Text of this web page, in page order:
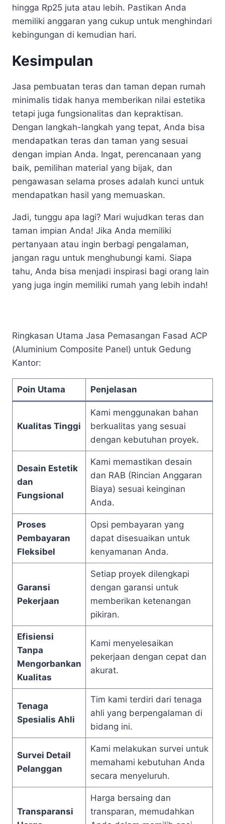
hingga Rp25 juta atau lebih. Pastikan Anda
memiliki anggaran yang cukup untuk menghindari
kebingungan di kemudian hari.
Kesimpulan
Jasa pembuatan teras dan taman depan rumah
minimalis tidak hanya memberikan nilai estetika
tetapi juga fungsionalitas dan kepraktisan.
Dengan langkah-langkah yang tepat, Anda bisa
mendapatkan teras dan taman yang sesuai
dengan impian Anda. Ingat, perencanaan yang
baik, pemilihan material yang bijak, dan
pengawasan selama proses adalah kunci untuk
mendapatkan hasil yang memuaskan.
Jadi, tunggu apa lagi? Mari wujudkan teras dan
taman impian Anda! Jika Anda memiliki
pertanyaan atau ingin berbagi pengalaman,
jangan ragu untuk menghubungi kami. Siapa
tahu, Anda bisa menjadi inspirasi bagi orang lain
yang juga ingin memiliki rumah yang lebih indah!
Ringkasan Utama Jasa Pemasangan Fasad ACP
(Aluminium Composite Panel) untuk Gedung
Kantor:
Poin Utama Penjelasan
Kualitas Tinggi
Kami menggunakan bahan
berkualitas yang sesuai
dengan kebutuhan proyek.
Desain Estetik
dan
Fungsional
Kami memastikan desain
dan RAB (Rincian Anggaran
Biaya) sesuai keinginan
Anda.
Proses
Pembayaran
Fleksibel
Opsi pembayaran yang
dapat disesuaikan untuk
kenyamanan Anda.
Garansi
Pekerjaan
Setiap proyek dilengkapi
dengan garansi untuk
memberikan ketenangan
pikiran.
Efisiensi
Tanpa
Mengorbankan
Kualitas
Kami menyelesaikan
pekerjaan dengan cepat dan
akurat.
Tenaga
Spesialis Ahli
Tim kami terdiri dari tenaga
ahli yang berpengalaman di
bidang ini.
Survei Detail
Pelanggan
Kami melakukan survei untuk
memahami kebutuhan Anda
secara menyeluruh.
Transparansi
Harga bersaing dan
transparan, memudahkan